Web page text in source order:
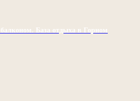
База отдыха в Горном